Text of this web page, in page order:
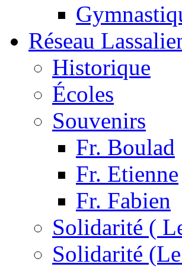
Réseau
Historique
Écoles
Souvenirs
Fr. Boulad
Fr. Etienne
Fr. Fabien
Solidarité (
Solidarité